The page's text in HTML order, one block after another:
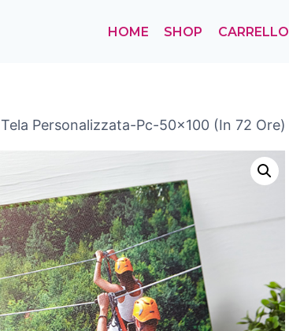
HOME SHOP CARRELLO
Tela Personalizzata-Pc-50×100 (in 72 Ore)